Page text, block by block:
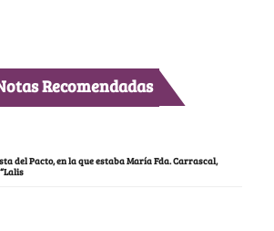
Recomendadas
del Pacto, en la que estaba María Fda. Carrascal,